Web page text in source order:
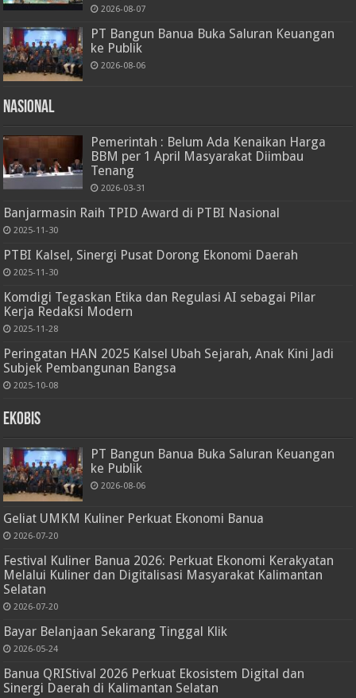
2026-08-07
PT Bangun Banua Buka Saluran Keuangan
ke Publik
2026-08-06
Nasional
Pemerintah : Belum Ada Kenaikan Harga
BBM per 1 April Masyarakat Diimbau
Tenang
2026-03-31
Banjarmasin Raih TPID Award di PTBI Nasional
2025-11-30
PTBI Kalsel, Sinergi Pusat Dorong Ekonomi Daerah
2025-11-30
Komdigi Tegaskan Etika dan Regulasi AI sebagai Pilar
Kerja Redaksi Modern
2025-11-28
Peringatan HAN 2025 Kalsel Ubah Sejarah, Anak Kini Jadi
Subjek Pembangunan Bangsa
2025-10-08
Ekobis
PT Bangun Banua Buka Saluran Keuangan
ke Publik
2026-08-06
Geliat UMKM Kuliner Perkuat Ekonomi Banua
2026-07-20
Festival Kuliner Banua 2026: Perkuat Ekonomi Kerakyatan
Melalui Kuliner dan Digitalisasi Masyarakat Kalimantan
Selatan
2026-07-20
Bayar Belanjaan Sekarang Tinggal Klik
2026-05-24
Banua QRIStival 2026 Perkuat Ekosistem Digital dan
Sinergi Daerah di Kalimantan Selatan